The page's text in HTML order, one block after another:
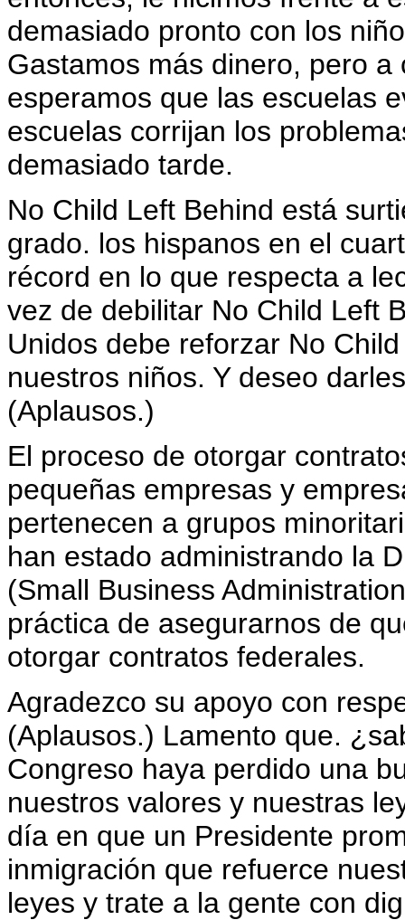
demasiado pronto con los
Gastamos más dinero, pero
esperamos que las escuelas
escuelas corrijan los
demasiado tarde.
No Child Left Behind está
grado. los hispanos en el
récord en lo que respecta a
vez de debilitar No Child Left
Unidos debe reforzar No
nuestros niños. Y deseo
(Aplausos.)
El proceso de otorgar
pequeñas empresas y
pertenecen a grupos
han estado administrando la
(Small Business
práctica de asegurarnos de
otorgar contratos federales.
Agradezco su apoyo con
(Aplausos.) Lamento que.
Congreso haya perdido una
nuestros valores y nuestras
día en que un Presidente
inmigración que refuerce
leyes y trate a la gente con